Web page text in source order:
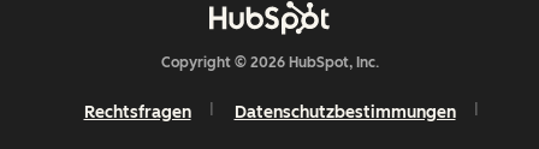
Copyright © 2026 HubSpot, Inc.
Rechtsfragen Datenschutzbestimmungen